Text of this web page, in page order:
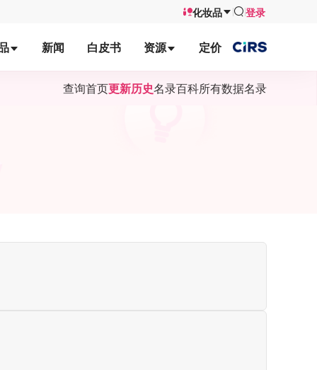
化妆品 登录
新闻 白皮书 资源 定价
查询首页更新历史名录百科所有数据名录